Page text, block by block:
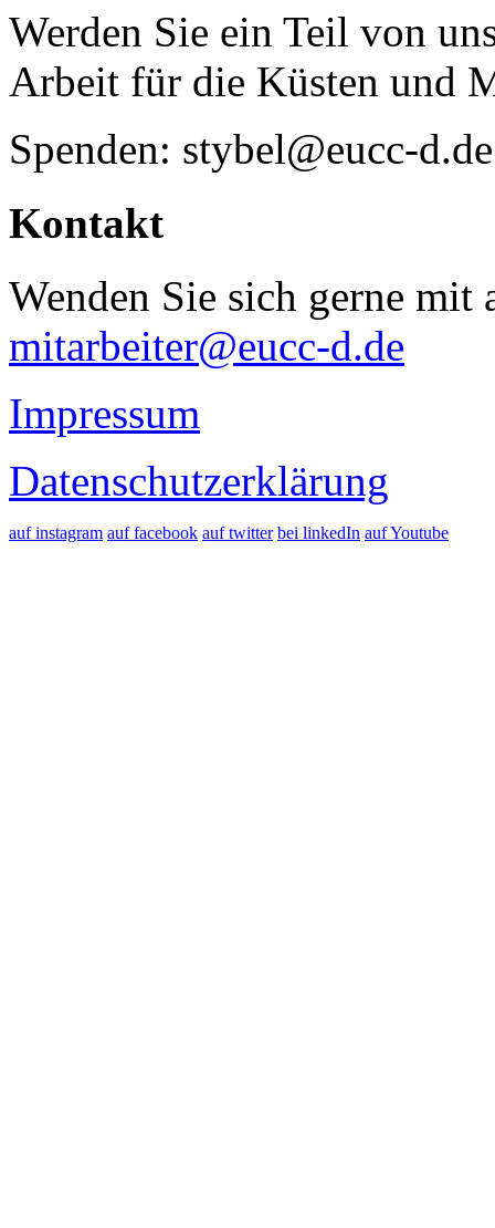
Werden Sie ein Teil von
Arbeit für die Küsten und
Spenden: stybel@eucc-d.de
Kontakt
Wenden Sie sich gerne mit
mitarbeiter@eucc-d.de
Impressum
Datenschutzerklärung
auf instagram auf facebook auf twitter bei linkedIn auf Youtube